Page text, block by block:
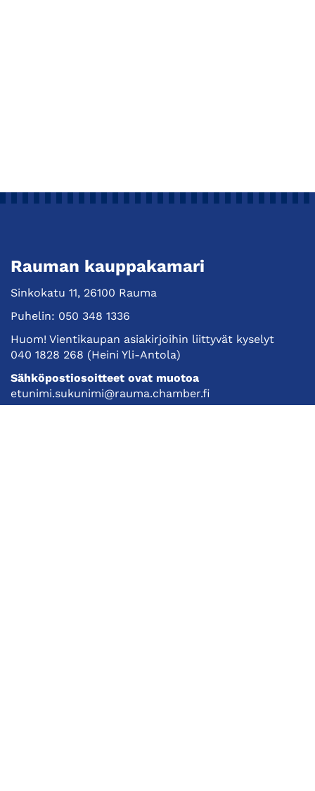
Rauman kauppakamari
Sinkokatu 11, 26100 Rauma
Puhelin: 050 348 1336
Huom! Vientikaupan asiakirjoihin liittyvät kyselyt
040 1828 268 (Heini Yli-Antola)
Sähköpostiosoitteet ovat muotoa
etunimi.sukunimi@rauma.chamber.fi